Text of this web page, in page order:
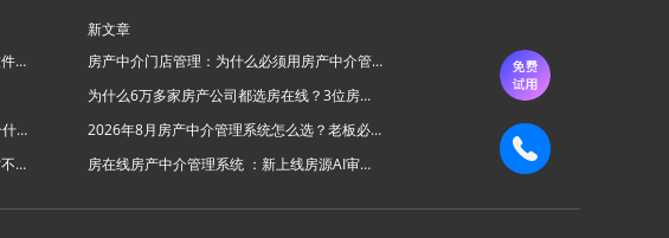
2026年8月房产中介怎么选房产中介管理软件系统？
房在线房产中介管理系统到底能帮房产中介什么忙？
2026年7月房产中介管理软件系统怎么挑才不踩坑？
新文章
房产中介门店管理：为什么必须用房产中介管理系统？
为什么6万多家房产公司都选房在线？3位房产中介老板的真实心声
2026年8月房产中介管理系统怎么选？老板必看的“避坑六步法”
房在线房产中介管理系统 ：新上线房源AI审批功能